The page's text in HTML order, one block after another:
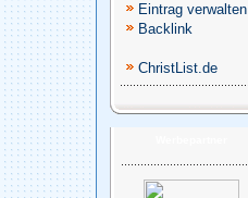
Eintrag verwalten
Backlink
ChristList.de